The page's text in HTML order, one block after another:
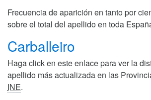
Frecuencia de aparición en tanto por
sobre el total del apellido en toda
Carballeiro
Haga click en este enlace para ver la
apellido más actualizada en las
INE.